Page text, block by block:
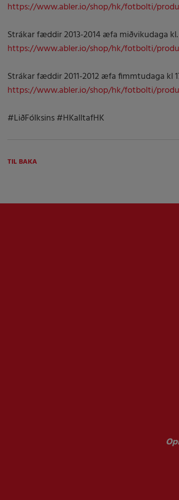
https://www.abler.io/shop/hk/fotbolti/
Strákar fæddir 2013-2014 æfa miðvikudaga kl.
https://www.abler.io/shop/hk/fotbolti/
Strákar fæddir 2011-2012 æfa fimmtudaga kl
https://www.abler.io/shop/hk/fotbolti/
#LiðFólksins #HKalltafHK
TIL BAKA